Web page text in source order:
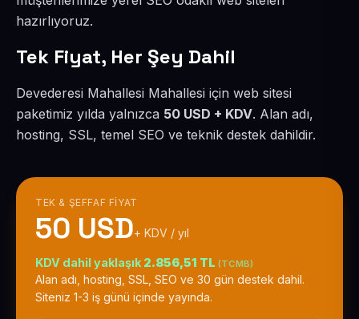
hazırlıyoruz.
Tek Fiyat, Her Şey Dahil
Devederesi Mahallesi Mahallesi için web sitesi
paketimiz yılda yalnızca 50 USD + KDV. Alan adı,
hosting, SSL, temel SEO ve teknik destek dahildir.
TEK & ŞEFFAF FIYAT
50 USD+ KDV / yıl
KDV dahil yaklaşık 2.856,51 TL (TCMB)
Alan adı, hosting, SSL, SEO ve 30 gün destek dahil.
Siteniz 1-3 iş günü içinde yayında.